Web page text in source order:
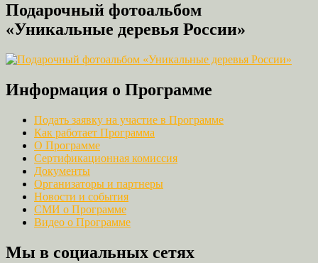
Подарочный фотоальбом
«Уникальные деревья России»
Информация о Программе
Подать заявку на участие в Программе
Как работает Программа
О Программе
Сертификационная комиссия
Документы
Организаторы и партнеры
Новости и события
СМИ о Программе
Видео о Программе
Мы в социальных сетях